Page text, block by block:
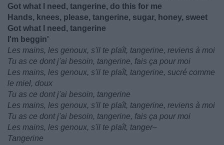
Got what I need, tangerine, do this for me
Hands, knees, please, tangerine, sugar, honey, sweet
Got what I need, tangerine
I'm beggin'
Les mains, les genoux, s'il te plaît, tangerine, reviens à moi
Tu as ce dont j'ai besoin, tangerine, fais ça pour moi
Les mains, les genoux, s'il te plaît, tangerine, sucré comme
le miel, doux
Tu as ce dont j'ai besoin, tangerine
Les mains, les genoux, s'il te plaît, tangerine, reviens à moi
Tu as ce dont j'ai besoin, tangerine, fais ça pour moi
Les mains, les genoux, s'il te plaît, tanger–
Tangerine